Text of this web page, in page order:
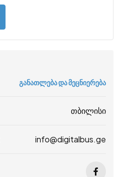
განათლება და მეცნიერება
თბილისი
info@digitalbus.ge